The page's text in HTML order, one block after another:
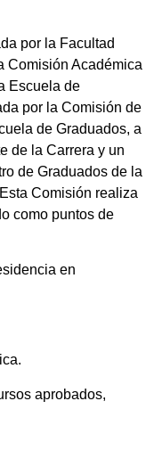
por la Facultad
Comisión Académica
Escuela de
por la Comisión de
de Graduados, a
de la Carrera y un
de Graduados de la
Comisión realiza
como puntos de
en
aprobados,